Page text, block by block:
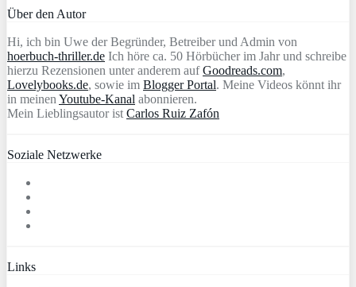
Über den Autor
Hi, ich bin Uwe der Begründer, Betreiber und Admin von
hoerbuch-thriller.de Ich höre ca. 50 Hörbücher im Jahr und schreibe
hierzu Rezensionen unter anderem aufGoodreads.com,
Lovelybooks.de, sowie im Blogger Portal. Meine Videos könnt ihr
in meinen Youtube-Kanal abonnieren.
Mein Lieblingsautor ist Carlos Ruiz Zafón
Soziale Netzwerke
Links